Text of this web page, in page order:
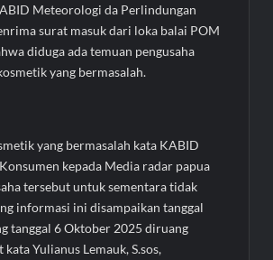
Meteorologi da Perlindungan
surat masuk dari loka balai POM
diduga ada temuan pengusaha
yang bermasalah.
yang bermasalah kata KABID
kepada Media radar papua
tersebut untuk sementara tidak
informasi ini disampaikan tanggal
tanggal 6 Oktober 2025 diruang
Yulianus Lemauk, S.sos,